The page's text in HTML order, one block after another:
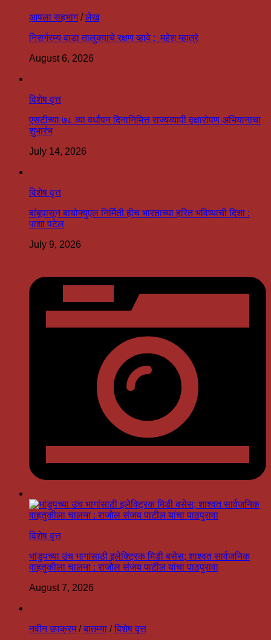
आपला सहभाग/लेख
निसर्गरम्य वाडा तालुक्याचे रक्षण व्हावे : महेश म्हात्रे
August 6, 2026
विशेष वृत्त
एसटीच्या ७८ व्या वर्धापन दिनानिमित्त राज्यव्यापी वृक्षारोपण अभियानाचा
शुभारंभ
July 14, 2026
विशेष वृत्त
बांबूपासून बायोफ्युएल निर्मिती हीच भारताच्या हरित भविष्याची दिशा :
पाशा पटेल
July 9, 2026
विशेष वृत्त
भांडुपच्या उंच भागांसाठी इलेक्ट्रिक मिडी बसेस; शाश्वत सार्वजनिक
वाहतुकीला चालना : राजोल संजय पाटील यांचा पाठपुरावा
August 7, 2026
नवीन उपक्रम/बातम्या /विशेष वृत्त